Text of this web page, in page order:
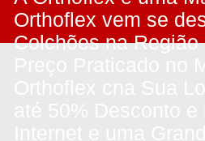
Orthoflex vem se
Colchões na